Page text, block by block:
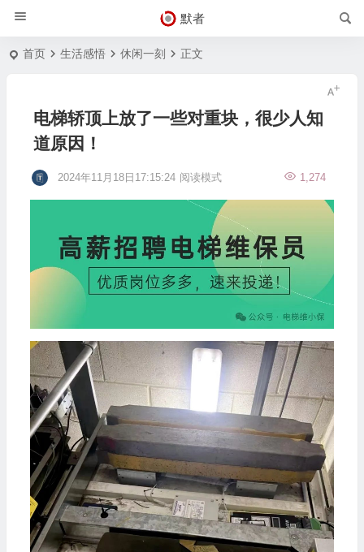
默者
首页 生活感悟 休闲一刻 正文
电梯轿顶上放了一些对重块，很少人知
道原因！
2024年11月18日17:15:24 1,274
阅读模式